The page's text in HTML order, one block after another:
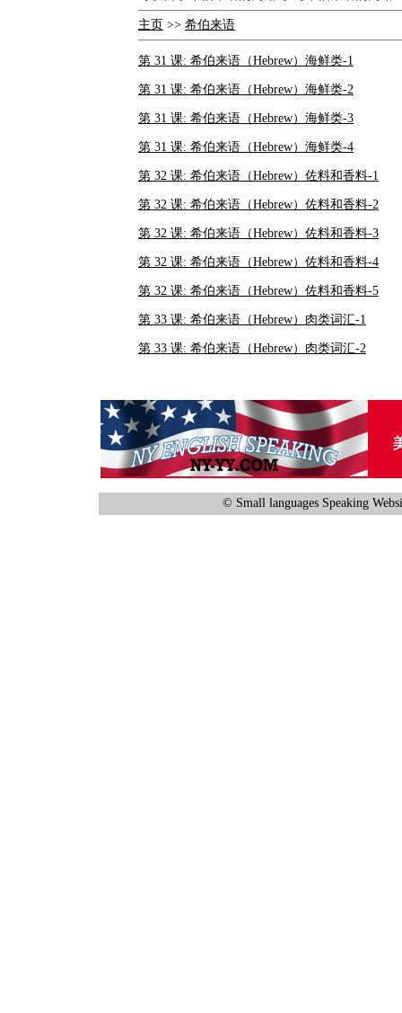
主页 >> 希伯来语
第 31 课: 希伯来语（Hebrew）海鲜类-1
第 31 课: 希伯来语（Hebrew）海鲜类-2
第 31 课: 希伯来语（Hebrew）海鲜类-3
第 31 课: 希伯来语（Hebrew）海鲜类-4
第 32 课: 希伯来语（Hebrew）佐料和香料-1
第 32 课: 希伯来语（Hebrew）佐料和香料-2
第 32 课: 希伯来语（Hebrew）佐料和香料-3
第 32 课: 希伯来语（Hebrew）佐料和香料-4
第 32 课: 希伯来语（Hebrew）佐料和香料-5
第 33 课: 希伯来语（Hebrew）肉类词汇-1
第 33 课: 希伯来语（Hebrew）肉类词汇-2
© Small languages Speaking